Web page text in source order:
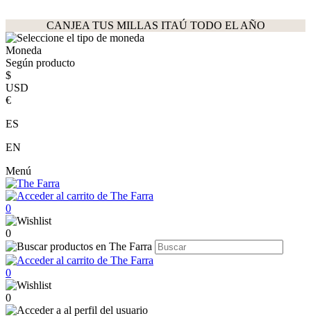
CANJEA TUS MILLAS ITAÚ TODO EL AÑO
Moneda
Según producto
$
USD
€
ES
EN
Menú
0
0
0
0